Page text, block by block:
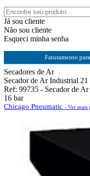
Já sou cliente
Não sou cliente
Esqueci minha senha
Faturamento
Secadores de Ar
Secador de Ar Industrial
Ref: 99735 - Secador de
16 bar
Chicago Pneumatic - Ver mais